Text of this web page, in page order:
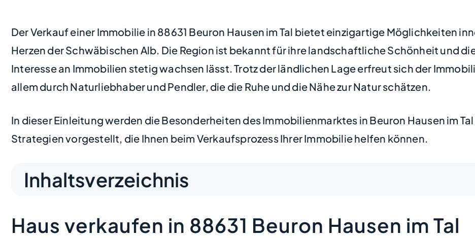
Der Verkauf einer Immobilie in 88631 Beuron Hausen im Tal bietet einzigartige Möglichkeiten
Herzen der Schwäbischen Alb. Die Region ist bekannt für ihre landschaftliche Schönheit und
Interesse an Immobilien stetig wachsen lässt. Trotz der ländlichen Lage erfreut sich der
allem durch Naturliebhaber und Pendler, die die Ruhe und die Nähe zur Natur schätzen.
In dieser Einleitung werden die Besonderheiten des Immobilienmarktes in Beuron Hausen im
Strategien vorgestellt, die Ihnen beim Verkaufsprozess Ihrer Immobilie helfen können.
Inhaltsverzeichnis
Haus verkaufen in 88631 Beuron Hausen im Tal